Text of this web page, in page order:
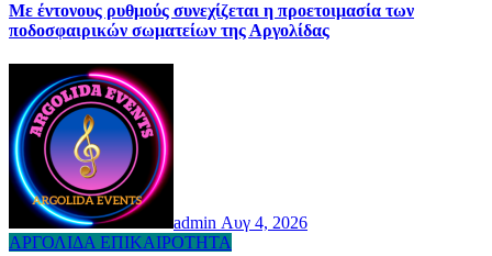
Με έντονους ρυθμούς συνεχίζεται η προετοιμασία των
ποδοσφαιρικών σωματείων της Αργολίδας
admin Αυγ 4, 2026
ΑΡΓΟΛΙΔΑ ΕΠΙΚΑΙΡΟΤΗΤΑ